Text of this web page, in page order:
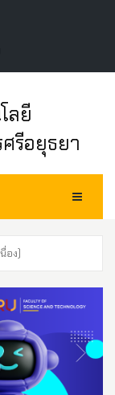
ลยี
รีอยุธยา
Toggle
อง)